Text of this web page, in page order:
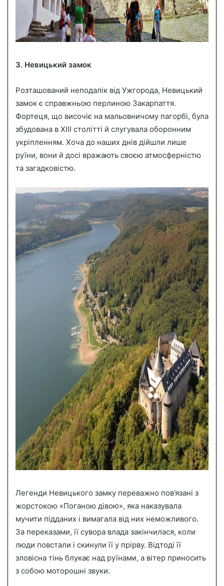
3. Невицький замок
Розташований неподалік від Ужгорода, Невицький
замок є справжньою перлиною Закарпаття.
Фортеця, що височіє на мальовничому пагорбі, була
збудована в XIII столітті й слугувала оборонним
укріпленням. Хоча до наших днів дійшли лише
руїни, вони й досі вражають своєю атмосферністю
та загадковістю.
Легенди Невицького замку переважно пов’язані з
жорстокою «Поганою дівою», яка наказувала
мучити підданих і вимагала від них неможливого.
За переказами, її сувора влада закінчилася, коли
люди повстали і скинули її у прірву. Відтоді її
зловісна тінь блукає над руїнами, а вітер приносить
з собою моторошні звуки.